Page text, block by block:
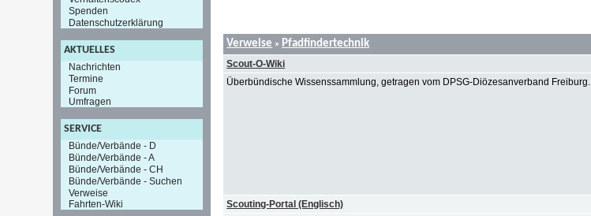
Spenden
Datenschutzerklärung
AKTUELLES
Nachrichten
Termine
Forum
Umfragen
SERVICE
Bünde/Verbände - D
Bünde/Verbände - A
Bünde/Verbände - CH
Bünde/Verbände - Suchen
Verweise
Fahrten-Wiki
Verweise » Pfadfindertechnik
Scout-O-Wiki
Überbündische Wissenssammlung, getragen vom DPSG-Diözesanverband Freiburg.
Scouting-Portal (Englisch)